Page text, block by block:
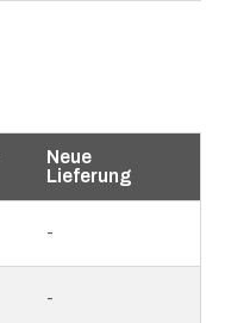
Neue
Lieferung
-
-